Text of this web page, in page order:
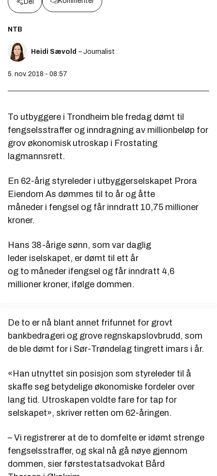
Del
NTB
Heidi Sævold – Journalist
5. nov. 2018 - 08:57
To utbyggere i Trondheim ble fredag dømt til
fengselsstraffer og inndragning av millionbeløp for
grov økonomisk utroskap i Frostating
lagmannsrett.
En 62-årig styreleder i utbyggerselskapet Prora
Eiendom As dømmes til to år og åtte
måneder i fengsel og får inndratt 10,75 millioner
kroner.
Hans 38-årige sønn, som var daglig
leder iselskapet, er dømt til ett år
og to måneder ifengsel og får inndratt 4,6
millioner kroner, ifølge dommen.
De to er nå blant annet frifunnet for grovt
bankbedrageri og grove regnskapslovbrudd, som
de ble dømt for i Sør-Trøndelag tingrett imars i år.
«Han utnyttet sin posisjon som styreleder til å
skaffe seg betydelige økonomiske fordeler over
lang tid. Utroskapen voldte fare for tap for
selskapet», skriver retten om 62-åringen.
– Vi registrerer at de to domfelte er idømt strenge
fengselsstraffer, og skal nå gå nøye gjennom
dommen, sier førstestatsadvokat Bård